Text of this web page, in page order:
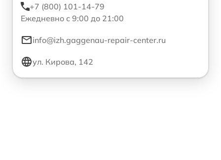
+7 (800) 101-14-79
Ежедневно с 9:00 до 21:00
info@izh.gaggenau-repair-center.ru
ул. Кирова, 142